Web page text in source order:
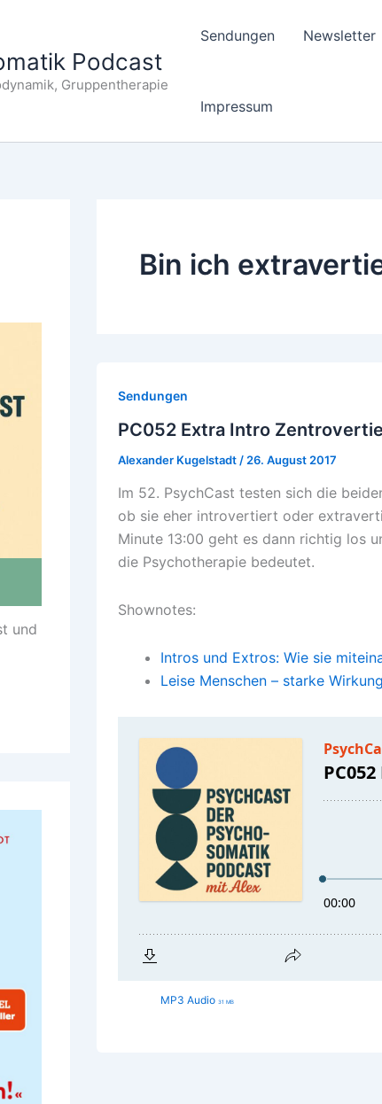
Podcast
Gruppentherapie
Sendungen Newsletter
Impressum
und
Bin ich
Sendungen
PC052 Extra Intro
Alexander Kugelstadt / 26. August 2017
Im 52. PsychCast testen sich die
ob sie eher introvertiert oder
Minute 13:00 geht es dann richtig los
die Psychotherapie bedeutet.
Shownotes:
Intros und Extros: Wie sie
Leise Menschen – starke
MP3 Audio 31 MB